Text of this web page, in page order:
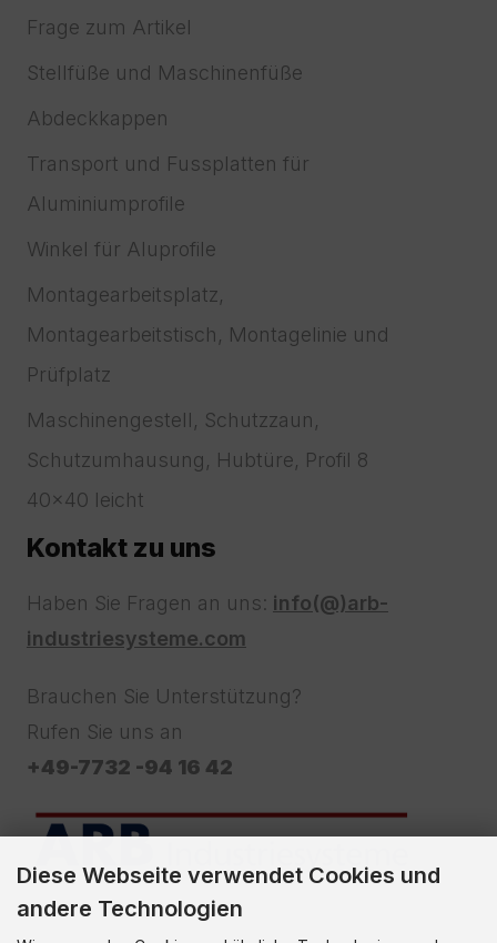
Frage zum Artikel
Stellfüße und Maschinenfüße
Abdeckkappen
Transport und Fussplatten für
Aluminiumprofile
Winkel für Aluprofile
Montagearbeitsplatz,
Montagearbeitstisch, Montagelinie und
Prüfplatz
Maschinengestell, Schutzzaun,
Schutzumhausung, Hubtüre, Profil 8
40x40 leicht
Kontakt zu uns
Haben Sie Fragen an uns: info(@)arb-
industriesysteme.com
Brauchen Sie Unterstützung?
Rufen Sie uns an
+49-7732 -94 16 42
Diese Webseite verwendet Cookies und
andere Technologien